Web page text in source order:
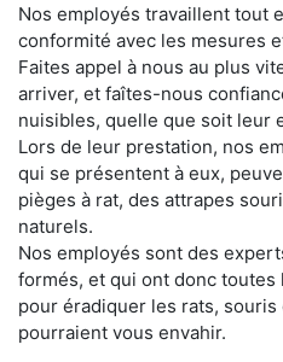
Nos employés travaillent tout
conformité avec les mesures
Faites appel à nous au plus
arriver, et faîtes-nous
nuisibles, quelle que soit leur
Lors de leur prestation, nos
qui se présentent à eux,
pièges à rat, des attrapes
naturels.
Nos employés sont des
formés, et qui ont donc toutes
pour éradiquer les rats,
pourraient vous envahir.